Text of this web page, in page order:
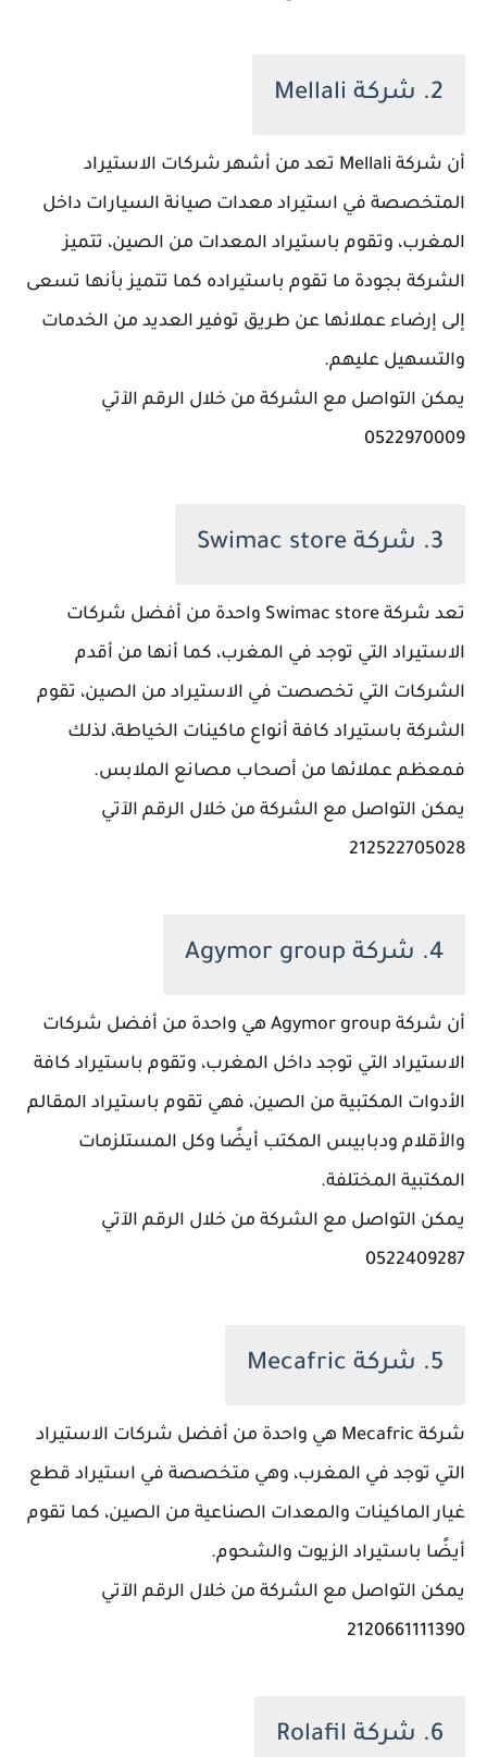
2. شركة Mellali
أن شركة Mellali تعد من أشهر شركات الاستيراد
المتخصصة في استيراد معدات صيانة السيارات داخل
المغرب، وتقوم باستيراد المعدات من الصين، تتميز
الشركة بجودة ما تقوم باستيراده كما تتميز بأنها تسعى
إلى إرضاء عملائها عن طريق توفير العديد من الخدمات
والتسهيل عليهم.
يمكن التواصل مع الشركة من خلال الرقم الآتي
0522970009
3. شركة Swimac store
تعد شركة Swimac store واحدة من أفضل شركات
الاستيراد التي توجد في المغرب، كما أنها من أقدم
الشركات التي تخصصت في الاستيراد من الصين، تقوم
الشركة باستيراد كافة أنواع ماكينات الخياطة، لذلك
فمعظم عملائها من أصحاب مصانع الملابس.
يمكن التواصل مع الشركة من خلال الرقم الآتي
212522705028
4. شركة Agymor group
أن شركة Agymor group هي واحدة من أفضل شركات
الاستيراد التي توجد داخل المغرب، وتقوم باستيراد كافة
الأدوات المكتبية من الصين، فهي تقوم باستيراد المقالم
والأقلام ودبابيس المكتب أيضًا وكل المستلزمات
المكتبية المختلفة.
يمكن التواصل مع الشركة من خلال الرقم الآتي
0522409287
5. شركة Mecafric
شركة Mecafric هي واحدة من أفضل شركات الاستيراد
التي توجد في المغرب، وهي متخصصة في استيراد قطع
غيار الماكينات والمعدات الصناعية من الصين، كما تقوم
أيضًا باستيراد الزيوت والشحوم.
يمكن التواصل مع الشركة من خلال الرقم الآتي
2120661111390
6. شركة Rolafil